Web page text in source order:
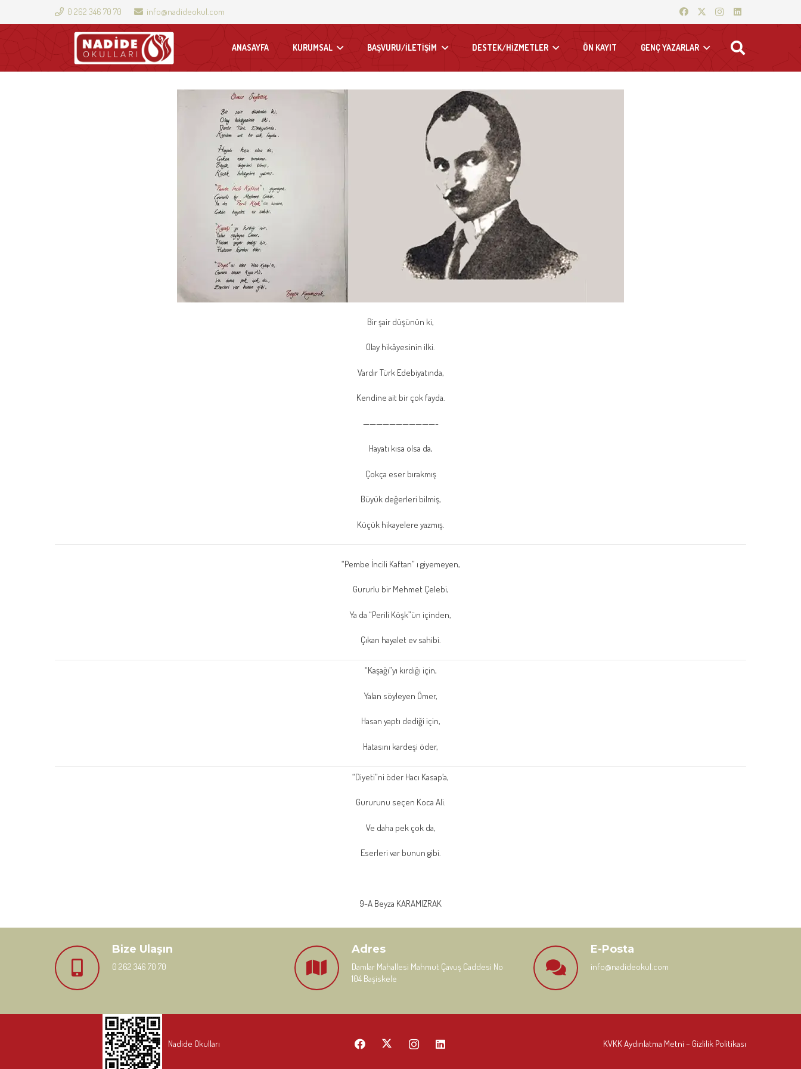
0 262 346 70 70 info@nadideokul.com
ANASAYFA KURUMSAL BAŞVURU/İLETİŞİM DESTEK/HİZMETLER ÖN KAYIT GENÇ YAZARLAR
Bir şair düşünün ki,
Olay hikăyesinin ilki.
Vardır Türk Edebiyatında,
Kendine ait bir çok fayda.
———————————-
Hayatı kısa olsa da,
Çokça eser bırakmış
Büyük değerleri bilmiş,
Küçük hikayelere yazmış.
“Pembe İncili Kaftan” ı giyemeyen,
Gururlu bir Mehmet Çelebi,
Ya da “Perili Köşk”ün içinden,
Çıkan hayalet ev sahibi.
“Kaşağı”yı kırdığı için,
Yalan söyleyen Ömer,
Hasan yaptı dediği için,
Hatasını kardeşi öder,
“Diyeti”ni öder Hacı Kasap’a,
Gururunu seçen Koca Ali.
Ve daha pek çok da,
Eserleri var bunun gibi.
9-A Beyza KARAMIZRAK
Bize Ulaşın
0 262 346 70 70
Adres
Damlar Mahallesi Mahmut Çavuş Caddesi No
104 Başiskele
E-Posta
info@nadideokul.com
Nadide Okulları KVKK Aydınlatma Metni – Gizlilik Politikası